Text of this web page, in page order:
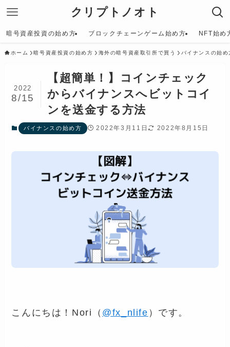
クリプトノオト
暗号資産投資の始め方 ブロックチェーンゲーム始め方 NFT始め
ホーム 暗号資産投資の始め方 海外の暗号資産取引所で買う バイナンスの始め
【超簡単！】コインチェック
からバイナンスへビットコイ
ンを送金する方法
2022
8/15
バイナンスの始め方 2022年3月11日 2022年8月15日
こんにちは！Nori（ @fx_nlife ）です。